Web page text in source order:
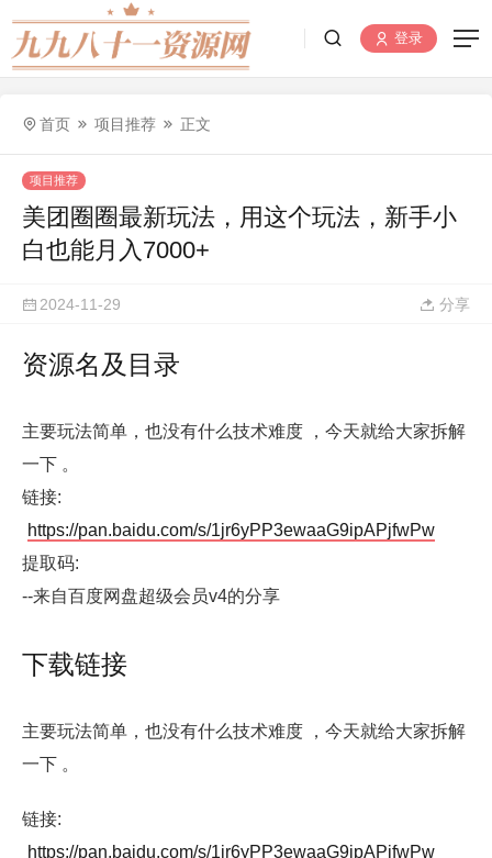
登录
首页 项目推荐 正文
项目推荐
美团圈圈最新玩法，用这个玩法，新手小
白也能月入7000+
2024-11-29 分享
资源名及目录
主要玩法简单，也没有什么技术难度 ，今天就给大家拆解
一下 。
链接:
https://pan.baidu.com/s/1jr6yPP3ewaaG9ipAPjfwPw
提取码:
--来自百度网盘超级会员v4的分享
下载链接
主要玩法简单，也没有什么技术难度 ，今天就给大家拆解
一下 。
链接:
https://pan.baidu.com/s/1jr6yPP3ewaaG9ipAPjfwPw